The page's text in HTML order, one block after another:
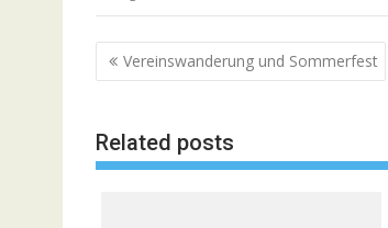
Beitragsnavigation
Vereinswanderung und Sommerfest
Related posts